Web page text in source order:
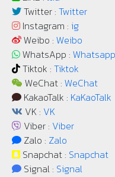
Twitter : Twitter
Instagram : ig
Weibo : Weibo
WhatsApp : Whatsapp
Tiktok : Tiktok
WeChat : WeChat
KakaoTalk : KaKaoTalk
VK : VK
Viber : Viber
Zalo : Zalo
Snapchat : Snapchat
Signal : Signal